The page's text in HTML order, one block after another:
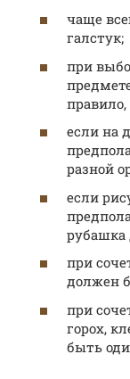
чаще
галстук;
при
правило,
если на
разной
если
при
должен
при
горох,
быть